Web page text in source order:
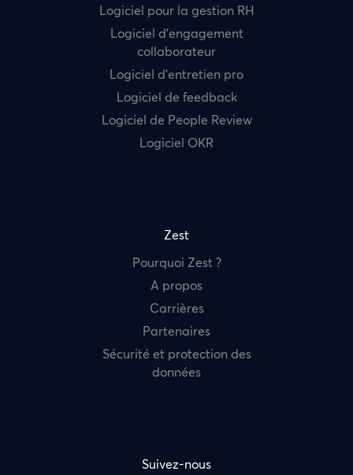
Logiciel pour la gestion RH
Logiciel d’engagement
collaborateur
Logiciel d’entretien pro
Logiciel de feedback
Logiciel de People Review
Logiciel OKR
Zest
Pourquoi Zest ?
A propos
Carrières
Partenaires
Sécurité et protection des
données
Suivez-nous